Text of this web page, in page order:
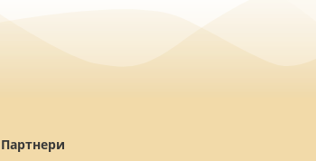
Партнери